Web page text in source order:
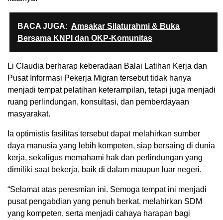
BACA JUGA: Amsakar Silaturahmi & Buka
Bersama KNPI dan OKP-Komunitas
Li Claudia berharap keberadaan Balai Latihan Kerja dan
Pusat Informasi Pekerja Migran tersebut tidak hanya
menjadi tempat pelatihan keterampilan, tetapi juga menjadi
ruang perlindungan, konsultasi, dan pemberdayaan
masyarakat.
Ia optimistis fasilitas tersebut dapat melahirkan sumber
daya manusia yang lebih kompeten, siap bersaing di dunia
kerja, sekaligus memahami hak dan perlindungan yang
dimiliki saat bekerja, baik di dalam maupun luar negeri.
“Selamat atas peresmian ini. Semoga tempat ini menjadi
pusat pengabdian yang penuh berkat, melahirkan SDM
yang kompeten, serta menjadi cahaya harapan bagi